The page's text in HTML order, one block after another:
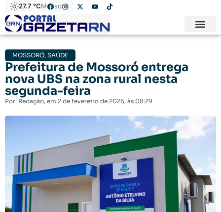
27.7 °CMossoró
MOSSORÓ, SAÚDE
Prefeitura de Mossoró entrega
nova UBS na zona rural nesta
segunda-feira
Por: Redação, em 2 de fevereiro de 2026, às 08:29